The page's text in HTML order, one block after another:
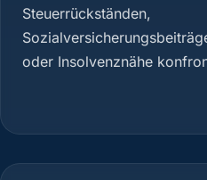
Steuerrückständen,
oder Insolvenznähe